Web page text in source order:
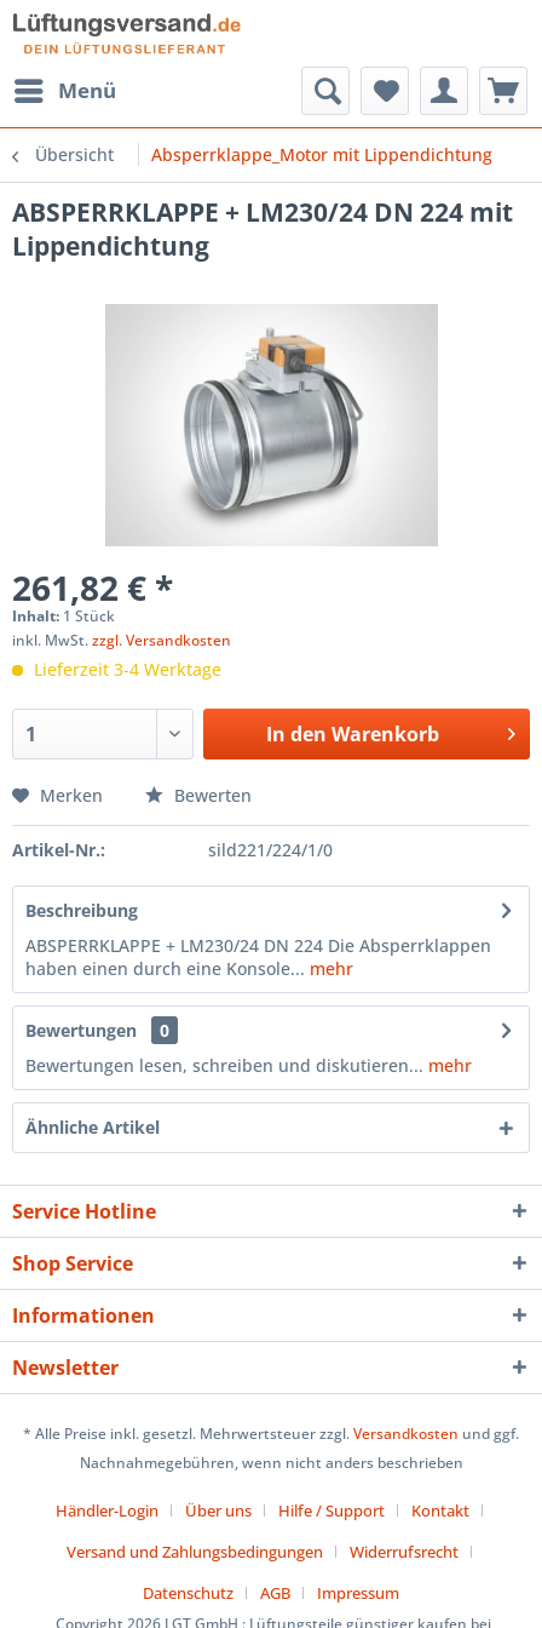
Menü
Übersicht Absperrklappe_Motor mit Lippendichtung
ABSPERRKLAPPE + LM230/24 DN 224 mit
Lippendichtung
261,82 € *
Inhalt: 1 Stück
inkl. MwSt.zzgl. Versandkosten
Lieferzeit 3-4 Werktage
In den Warenkorb
Merken Bewerten
Artikel-Nr.: sild221/224/1/0
Beschreibung
ABSPERRKLAPPE + LM230/24 DN 224 Die Absperrklappen
haben einen durch eine Konsole... mehr
Bewertungen
0
Bewertungen lesen, schreiben und diskutieren... mehr
Ähnliche Artikel
Service Hotline
Shop Service
Informationen
Newsletter
* Alle Preise inkl. gesetzl. Mehrwertsteuer zzgl.Versandkosten und ggf.
Nachnahmegebühren, wenn nicht anders beschrieben
Händler-Login Über uns Hilfe / Support
Kontakt
Versand und Zahlungsbedingungen
Widerrufsrecht
Datenschutz
AGB Impressum